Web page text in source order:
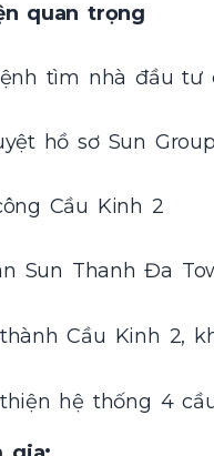
quan trọng
tìm nhà đầu tư
hồ sơ Sun
Cầu Kinh 2
Sun Thanh Đa
Cầu Kinh 2,
hệ thống 4